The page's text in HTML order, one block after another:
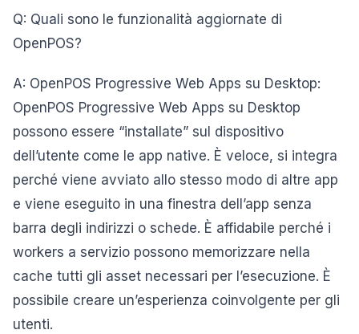
Q: Quali sono le funzionalità aggiornate di
OpenPOS?
A: OpenPOS Progressive Web Apps su Desktop:
OpenPOS Progressive Web Apps su Desktop
possono essere “installate” sul dispositivo
dell’utente come le app native. È veloce, si integra
perché viene avviato allo stesso modo di altre app
e viene eseguito in una finestra dell’app senza
barra degli indirizzi o schede. È affidabile perché i
workers a servizio possono memorizzare nella
cache tutti gli asset necessari per l’esecuzione. È
possibile creare un’esperienza coinvolgente per gli
utenti.